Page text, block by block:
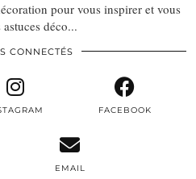
pour vous inspirer et vous
déco...
CONNECTÉS
FACEBOOK
EMAIL